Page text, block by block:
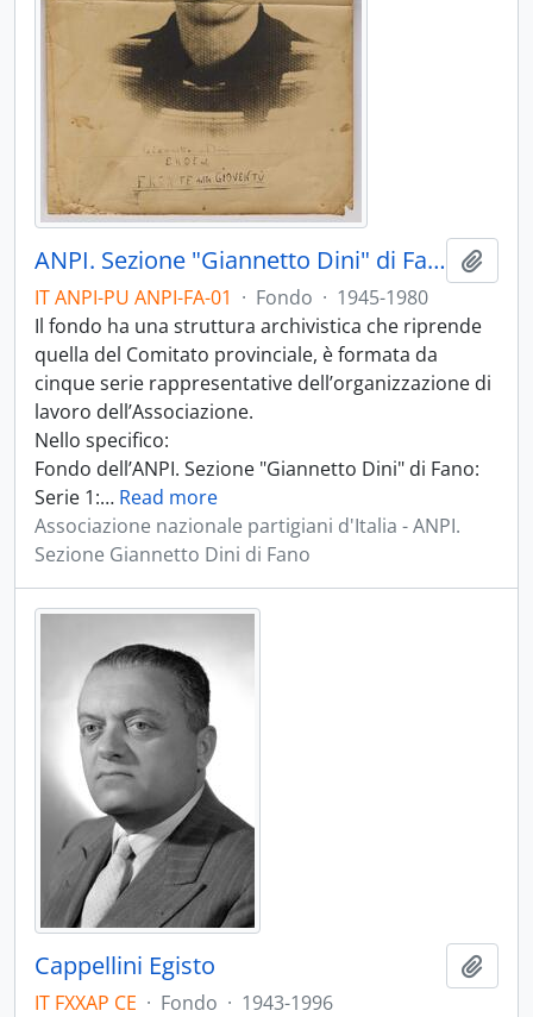
ANPI. Sezione "Giannetto Dini" di Fano
IT ANPI-PU ANPI-FA-01 · Fondo · 1945-1980
Il fondo ha una struttura archivistica che riprende
quella del Comitato provinciale, è formata da
cinque serie rappresentative dell’organizzazione di
lavoro dell’Associazione.
Nello specifico:
Fondo dell’ANPI. Sezione "Giannetto Dini" di Fano:
Serie 1:… Read more
Associazione nazionale partigiani d'Italia - ANPI.
Sezione Giannetto Dini di Fano
Cappellini Egisto
IT FXXAP CE · Fondo · 1943-1996